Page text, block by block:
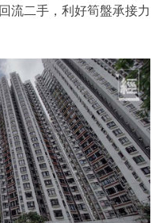
流二手，利好筍盤承接力